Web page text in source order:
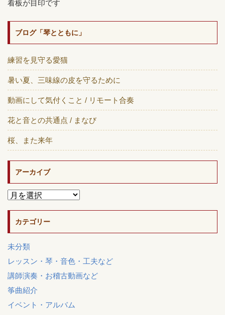
看板が目印です
ブログ「琴とともに」
練習を見守る愛猫
暑い夏、三味線の皮を守るために
動画にして気付くこと / リモート合奏
花と音との共通点 / まなび
桜、また来年
アーカイブ
カテゴリー
未分類
レッスン・琴・音色・工夫など
講師演奏・お稽古動画など
筝曲紹介
イベント・アルバム